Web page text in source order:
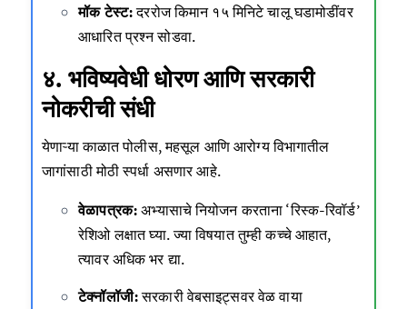
मॉक टेस्ट:दररोज किमान १५ मिनिटे चालू घडामोडींवर
आधारित प्रश्न सोडवा.
४. भविष्यवेधी धोरण आणि सरकारी
नोकरीची संधी
येणाऱ्या काळात पोलीस, महसूल आणि आरोग्य विभागातील
जागांसाठी मोठी स्पर्धा असणार आहे.
वेळापत्रक:अभ्यासाचे नियोजन करताना ‘रिस्क-रिवॉर्ड’
रेशिओ लक्षात घ्या. ज्या विषयात तुम्ही कच्चे आहात,
त्यावर अधिक भर द्या.
टेक्नॉलॉजी:सरकारी वेबसाइट्सवर वेळ वाया